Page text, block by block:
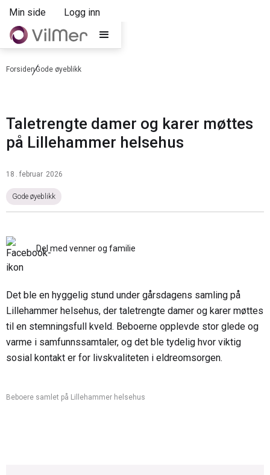
Min side Logg inn
ForsidenGode øyeblikk
Taletrengte damer og karer møttes
på Lillehammer helsehus
18 . februar 2026
Gode øyeblikk
Del med venner og familie
Det ble en hyggelig stund under gårsdagens samling på
Lillehammer helsehus, der taletrengte damer og karer møttes
til en stemningsfull kveld. Beboerne opplevde stor glede og
varme i samfunnssamtaler, og det ble tydelig hvor viktig
sosial kontakt er for livskvaliteten i eldreomsorgen.
Beboere samlet på Lillehammer helsehus